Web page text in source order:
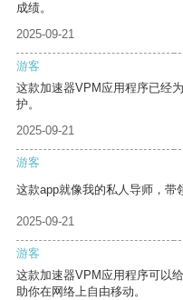
成绩。
2025-09-21
游客
这款加速器VPM应用程序已经
护。
2025-09-21
游客
这款app就像我的私人导师，带
2025-09-21
游客
这款加速器VPM应用程序可以
助你在网络上自由移动。